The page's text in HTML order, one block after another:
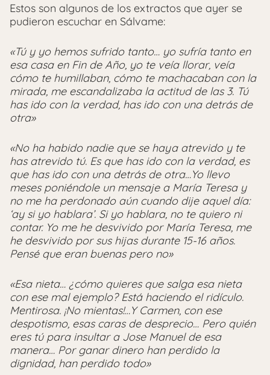
Estos son algunos de los extractos que ayer se
pudieron escuchar en Sálvame:
«Tú y yo hemos sufrido tanto… yo sufría tanto en
esa casa en Fin de Año, yo te veía llorar, veía
cómo te humillaban, cómo te machacaban con la
mirada, me escandalizaba la actitud de las 3. Tú
has ido con la verdad, has ido con una detrás de
otra»
«No ha habido nadie que se haya atrevido y te
has atrevido tú. Es que has ido con la verdad, es
que has ido con una detrás de otra…Yo llevo
meses poniéndole un mensaje a María Teresa y
no me ha perdonado aún cuando dije aquel día:
‘ay si yo hablara’. Si yo hablara, no te quiero ni
contar. Yo me he desvivido por María Teresa, me
he desvivido por sus hijas durante 15-16 años.
Pensé que eran buenas pero no»
«Esa nieta… ¿cómo quieres que salga esa nieta
con ese mal ejemplo? Está haciendo el ridículo.
Mentirosa. ¡No mientas!…Y Carmen, con ese
despotismo, esas caras de desprecio… Pero quién
eres tú para insultar a Jose Manuel de esa
manera… Por ganar dinero han perdido la
dignidad, han perdido todo»